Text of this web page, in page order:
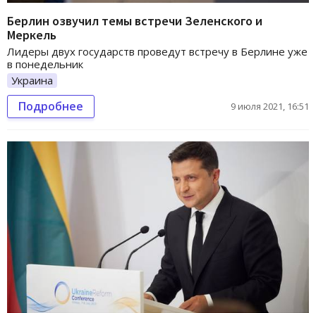
Берлин озвучил темы встречи Зеленского и
Меркель
Лидеры двух государств проведут встречу в Берлине уже
в понедельник
Украина
Подробнее 9 июля 2021, 16:51